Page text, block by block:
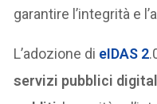
garantire l’integrità e
L’adozione di eIDAS 2
servizi pubblici